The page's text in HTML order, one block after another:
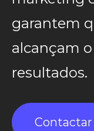
garantem
alcançam
resultados.
Contactar